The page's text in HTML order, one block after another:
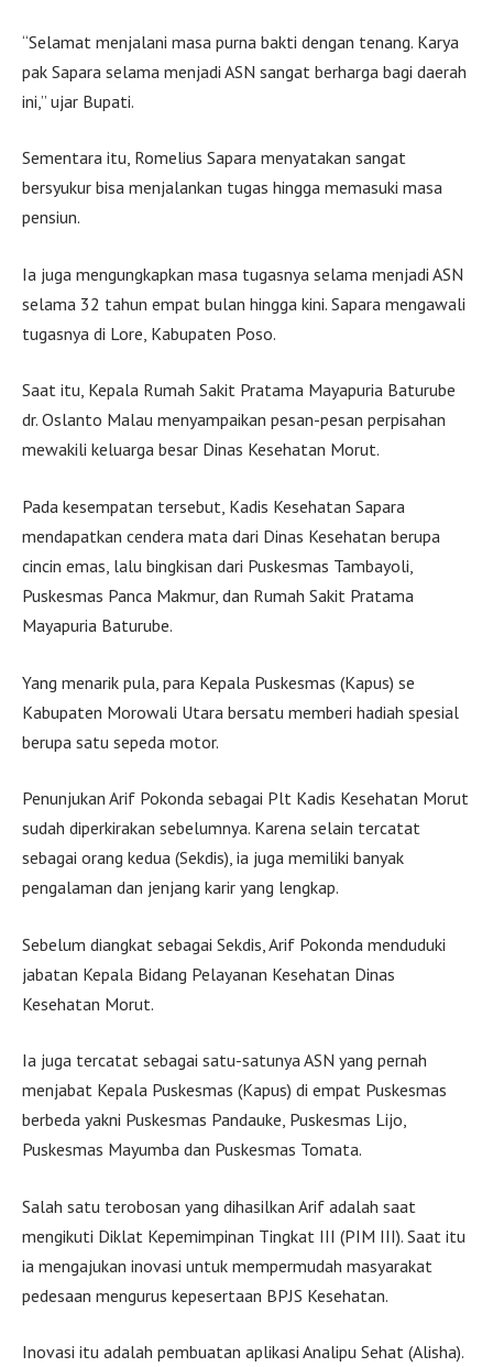
“Selamat menjalani masa purna bakti dengan tenang. Karya
pak Sapara selama menjadi ASN sangat berharga bagi daerah
ini,” ujar Bupati.
Sementara itu, Romelius Sapara menyatakan sangat
bersyukur bisa menjalankan tugas hingga memasuki masa
pensiun.
Ia juga mengungkapkan masa tugasnya selama menjadi ASN
selama 32 tahun empat bulan hingga kini. Sapara mengawali
tugasnya di Lore, Kabupaten Poso.
Saat itu, Kepala Rumah Sakit Pratama Mayapuria Baturube
dr. Oslanto Malau menyampaikan pesan-pesan perpisahan
mewakili keluarga besar Dinas Kesehatan Morut.
Pada kesempatan tersebut, Kadis Kesehatan Sapara
mendapatkan cendera mata dari Dinas Kesehatan berupa
cincin emas, lalu bingkisan dari Puskesmas Tambayoli,
Puskesmas Panca Makmur, dan Rumah Sakit Pratama
Mayapuria Baturube.
Yang menarik pula, para Kepala Puskesmas (Kapus) se
Kabupaten Morowali Utara bersatu memberi hadiah spesial
berupa satu sepeda motor.
Penunjukan Arif Pokonda sebagai Plt Kadis Kesehatan Morut
sudah diperkirakan sebelumnya. Karena selain tercatat
sebagai orang kedua (Sekdis), ia juga memiliki banyak
pengalaman dan jenjang karir yang lengkap.
Sebelum diangkat sebagai Sekdis, Arif Pokonda menduduki
jabatan Kepala Bidang Pelayanan Kesehatan Dinas
Kesehatan Morut.
Ia juga tercatat sebagai satu-satunya ASN yang pernah
menjabat Kepala Puskesmas (Kapus) di empat Puskesmas
berbeda yakni Puskesmas Pandauke, Puskesmas Lijo,
Puskesmas Mayumba dan Puskesmas Tomata.
Salah satu terobosan yang dihasilkan Arif adalah saat
mengikuti Diklat Kepemimpinan Tingkat III (PIM III). Saat itu
ia mengajukan inovasi untuk mempermudah masyarakat
pedesaan mengurus kepesertaan BPJS Kesehatan.
Inovasi itu adalah pembuatan aplikasi Analipu Sehat (Alisha).